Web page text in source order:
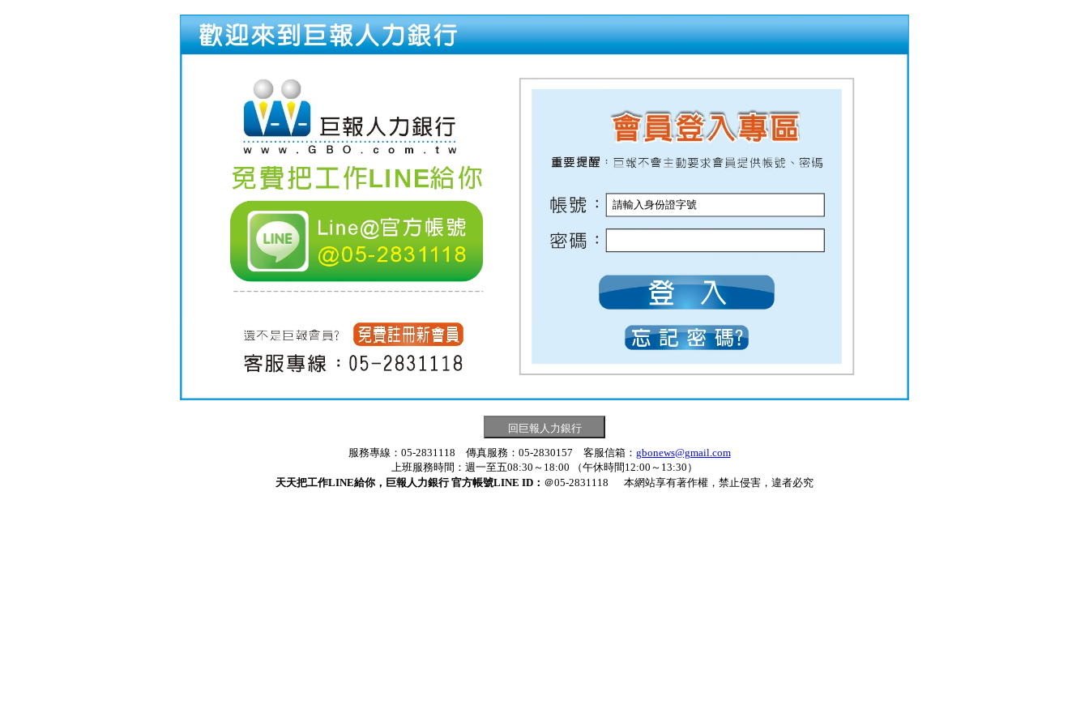
服務專線：05-2831118 傳真服務：05-2830157 客服信箱： gbonews@gmail.com
上班服務時間：週一至五08:30～18:00 （午休時間12:00～13:30）
天天把工作LINE給你，巨報人力銀行 官方帳號LINE ID： ＠05-2831118 本網站享有著作權，禁止侵害，違者必究